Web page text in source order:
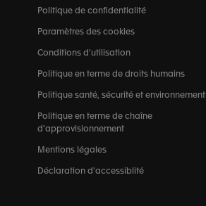
Politique de confidentialité
Paramètres des cookies
Conditions d'utilisation
Politique en terme de droits humains
Politique santé, sécurité et environnement
Politique en terme de chaîne
d'approvisionnement
Mentions légales
Déclaration d'accessiblité